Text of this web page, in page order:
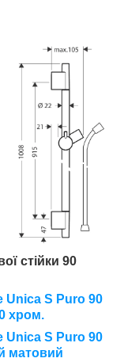
стійки 90
Unica S Puro 90
хром.
Unica S Puro 90
матовий